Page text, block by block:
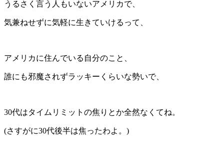
うるさく言う人もいないアメリカで、
気兼ねせずに気軽に生きていけるって、
アメリカに住んでいる自分のこと、
誰にも邪魔されずラッキーくらいな勢いで、
30代はタイムリミットの焦りとか全然なくてね。
(さすがに30代後半は焦ったわよ。)